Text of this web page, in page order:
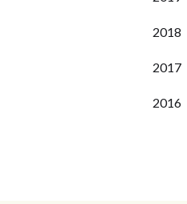
2018
2017
2016